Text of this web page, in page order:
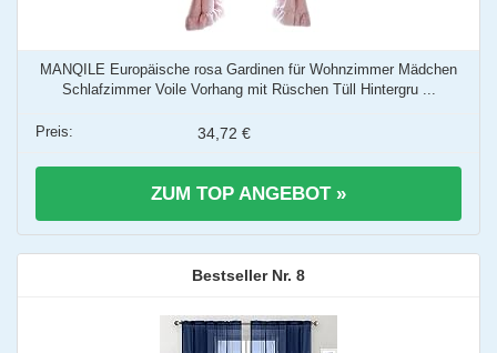
MANQILE Europäische rosa Gardinen für Wohnzimmer Mädchen
Schlafzimmer Voile Vorhang mit Rüschen Tüll Hintergru ...
34,72 €
ZUM TOP ANGEBOT »
8